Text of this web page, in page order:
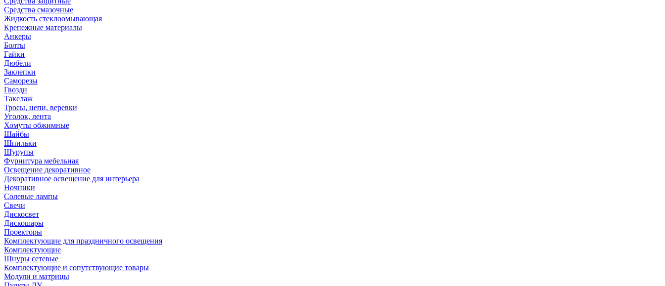
Средства смазочные
Жидкость стеклоомывающая
Крепежные материалы
Анкеры
Болты
Гайки
Дюбели
Заклепки
Саморезы
Гвозди
Такелаж
Тросы, цепи, веревки
Уголок, лента
Хомуты обжимные
Шайбы
Шпильки
Шурупы
Фурнитура мебельная
Освещение декоративное
Декоративное освещение для интерьера
Ночники
Солевые лампы
Свечи
Дискосвет
Дискошары
Проекторы
Комплектующие для праздничного освещения
Комплектующие
Шнуры сетевые
Комплектующие и сопутствующие товары
Модули и матрицы